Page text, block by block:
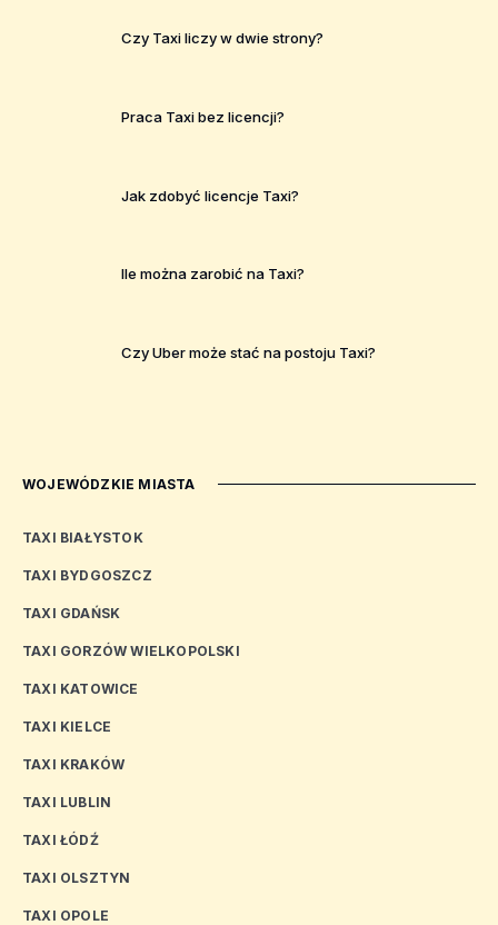
Czy Taxi liczy w dwie strony?
Praca Taxi bez licencji?
Jak zdobyć licencje Taxi?
Ile można zarobić na Taxi?
Czy Uber może stać na postoju Taxi?
WOJEWÓDZKIE MIASTA
TAXI BIAŁYSTOK
TAXI BYDGOSZCZ
TAXI GDAŃSK
TAXI GORZÓW WIELKOPOLSKI
TAXI KATOWICE
TAXI KIELCE
TAXI KRAKÓW
TAXI LUBLIN
TAXI ŁÓDŹ
TAXI OLSZTYN
TAXI OPOLE